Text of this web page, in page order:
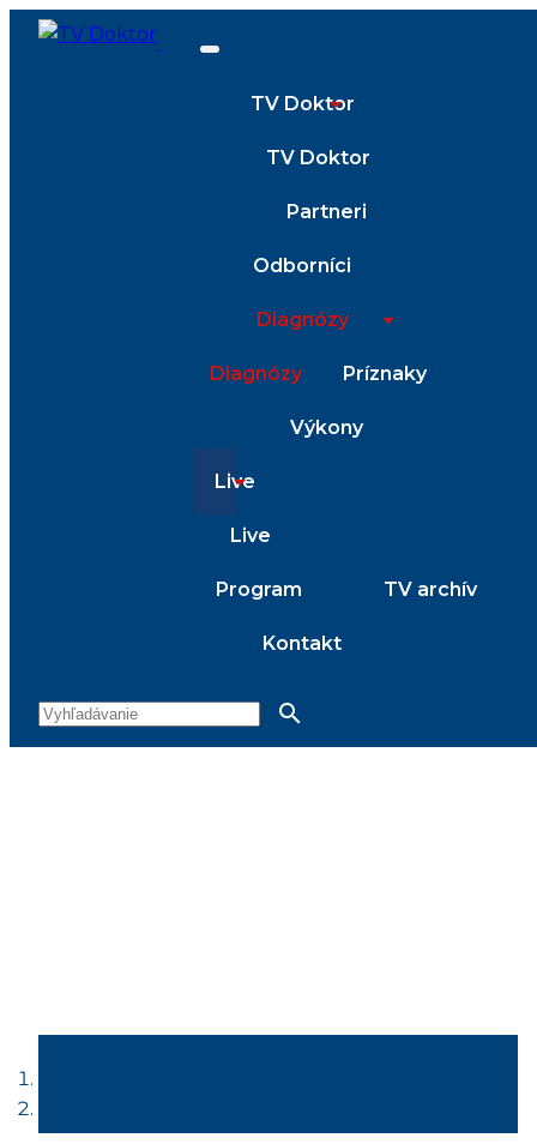
TV Doktor
TV Doktor
Partneri
Odborníci
Diagnózy
Diagnózy Príznaky
Výkony
Live
Live
Program TV archív
Kontakt
search